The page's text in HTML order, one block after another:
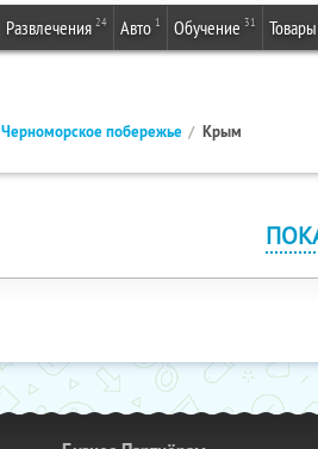
Развлечения 24 Авто 1 Обучение 31 Товары
Черноморское побережье Крым